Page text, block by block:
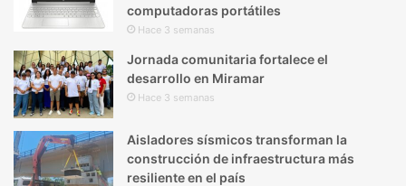
computadoras portátiles
Hace 3 semanas
Jornada comunitaria fortalece el
desarrollo en Miramar
Hace 3 semanas
Aisladores sísmicos transforman la
construcción de infraestructura más
resiliente en el país